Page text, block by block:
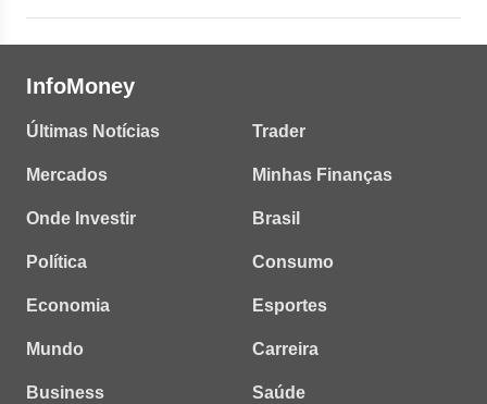
InfoMoney
Últimas Notícias
Mercados
Onde Investir
Política
Economia
Mundo
Business
Trader
Minhas Finanças
Brasil
Consumo
Esportes
Carreira
Saúde